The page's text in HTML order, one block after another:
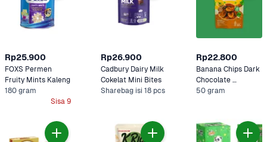
Rp25.900
FOXS Permen
180 gram
Sisa 9
Rp26.900
Cadbury Dairy Milk
Cokelat Mini Bites
Sharebag isi 18 pcs
Rp22.800
Banana Chips Dark
Chocolate
Sayurbox Selection
50 gram